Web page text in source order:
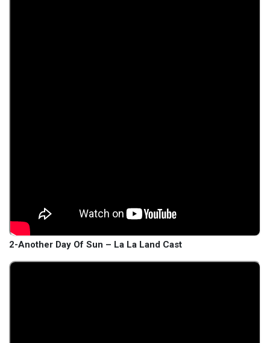
2-Another Day Of Sun – La La Land Cast